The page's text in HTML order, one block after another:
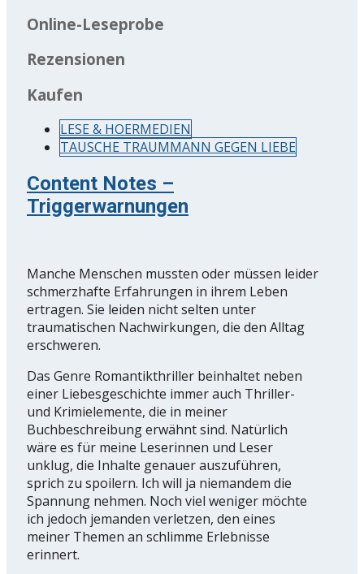
Online-Leseprobe
Rezensionen
Kaufen
LESE & HOERMEDIEN
TAUSCHE TRAUMMANN GEGEN LIEBE
Content Notes –
Triggerwarnungen
Manche Menschen mussten oder müssen leider
schmerzhafte Erfahrungen in ihrem Leben
ertragen. Sie leiden nicht selten unter
traumatischen Nachwirkungen, die den Alltag
erschweren.
Das Genre Romantikthriller beinhaltet neben
einer Liebesgeschichte immer auch Thriller-
und Krimielemente, die in meiner
Buchbeschreibung erwähnt sind. Natürlich
wäre es für meine Leserinnen und Leser
unklug, die Inhalte genauer auszuführen,
sprich zu spoilern. Ich will ja niemandem die
Spannung nehmen. Noch viel weniger möchte
ich jedoch jemanden verletzen, den eines
meiner Themen an schlimme Erlebnisse
erinnert.